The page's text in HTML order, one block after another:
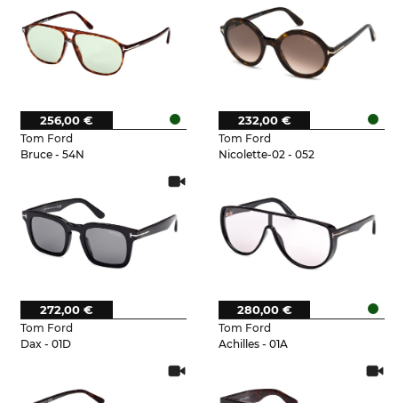
Tom Ford
Bruce - 54N
256,00 €
Tom Ford
Nicolette-02 - 052
232,00 €
Tom Ford
Dax - 01D
272,00 €
Tom Ford
Achilles - 01A
280,00 €